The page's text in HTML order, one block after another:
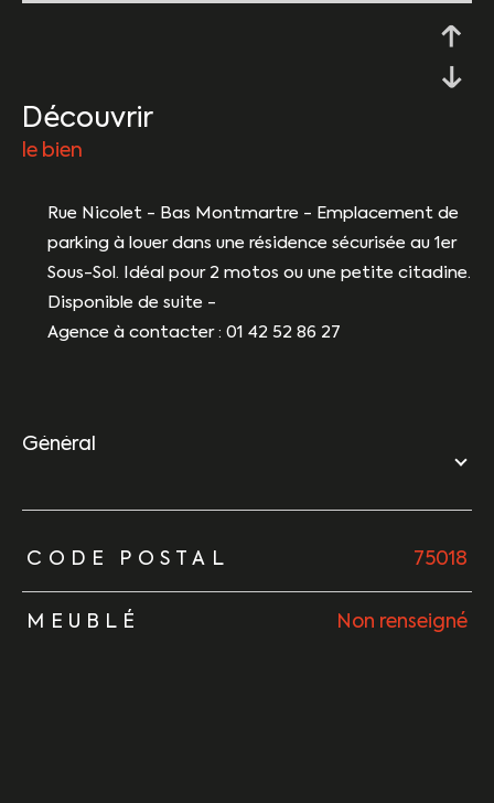
découvrir
le bien
Rue Nicolet - Bas Montmartre - Emplacement de
parking à louer dans une résidence sécurisée au 1er
Sous-Sol. Idéal pour 2 motos ou une petite citadine.
Disponible de suite -
Agence à contacter : 01 42 52 86 27
général
TRAD_ZEPHYR_Caracteristique TRAD_ZEPHYR_Valeurs
CODE POSTAL 75018
MEUBLÉ Non renseigné